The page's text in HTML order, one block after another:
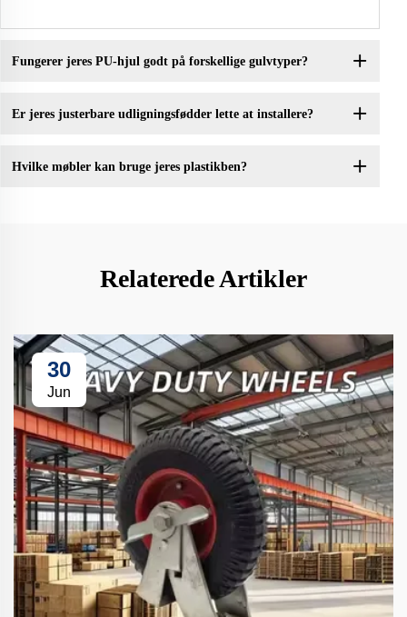
Fungerer jeres PU-hjul godt på forskellige gulvtyper?
Er jeres justerbare udligningsfødder lette at installere?
Hvilke møbler kan bruge jeres plastikben?
Relaterede Artikler
30
Jun